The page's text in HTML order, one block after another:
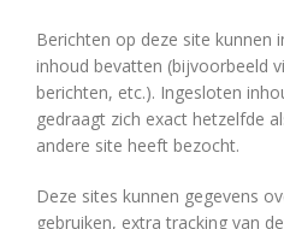
Berichten op deze site kunnen
inhoud bevatten (bijvoorbeeld
berichten, etc.). Ingesloten
gedraagt zich exact hetzelfde
andere site heeft bezocht.
Deze sites kunnen gegevens
gebruiken, extra tracking van